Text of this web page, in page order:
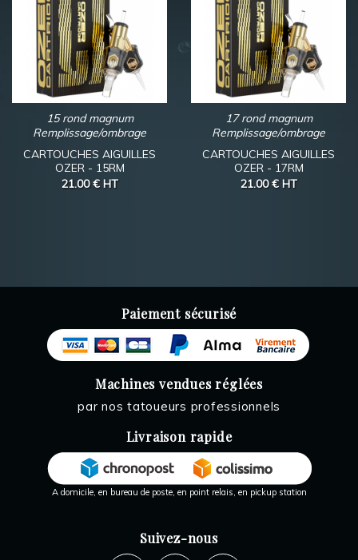
15 rond magnum
Remplissage/ombrage
CARTOUCHES AIGUILLES
OZER - 15RM
21.00 € HT
17 rond magnum
Remplissage/ombrage
CARTOUCHES AIGUILLES
OZER - 17RM
21.00 € HT
Paiement sécurisé
Machines vendues réglées
par nos tatoueurs professionnels
Livraison rapide
A domicile, en bureau de poste, en point relais, en pickup station
Suivez-nous